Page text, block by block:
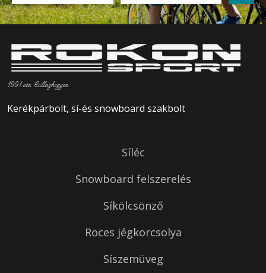
1991 óta Csillaghegyen
Kerékpárbolt, sí-és snowboard szakbolt
Síléc
Snowboard felszerelés
Síkölcsönző
Roces jégkorcsolya
Síszemüveg